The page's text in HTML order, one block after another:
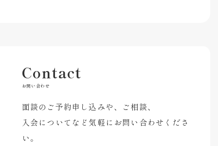
Contact
お問い合わせ
面談のご予約申し込みや、ご相談、
入会についてなど気軽にお問い合わせくださ
い。